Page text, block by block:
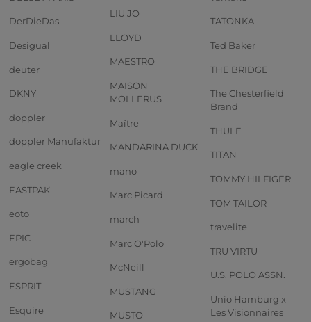
DerDieDas
Desigual
deuter
DKNY
doppler
doppler Manufaktur
eagle creek
EASTPAK
eoto
EPIC
ergobag
ESPRIT
Esquire
LIU JO
LLOYD
MAESTRO
MAISON
MOLLERUS
Maître
MANDARINA DUCK
mano
Marc Picard
march
Marc O'Polo
McNeill
MUSTANG
MUSTO
TATONKA
Ted Baker
THE BRIDGE
The Chesterfield
Brand
THULE
TITAN
TOMMY HILFIGER
TOM TAILOR
travelite
TRU VIRTU
U.S. POLO ASSN.
Unio Hamburg x
Les Visionnaires